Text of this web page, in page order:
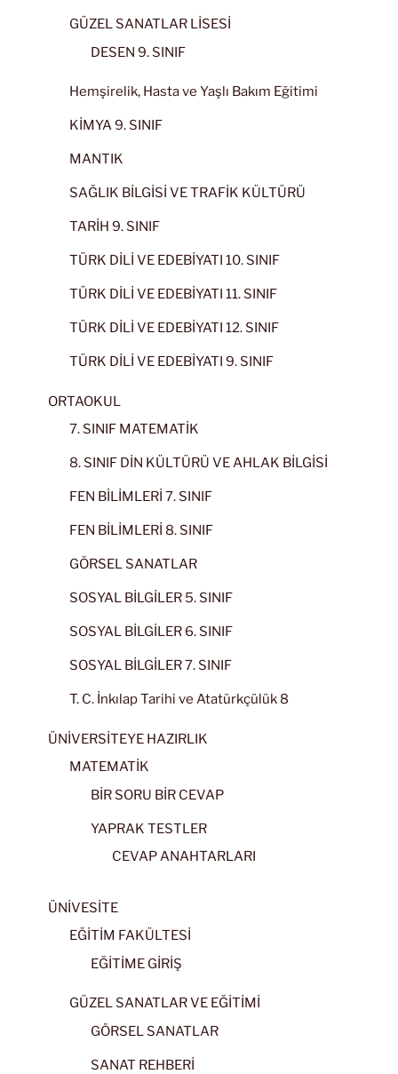
GÜZEL SANATLAR LİSESİ
DESEN 9. SINIF
Hemşirelik, Hasta ve Yaşlı Bakım Eğitimi
KİMYA 9. SINIF
MANTIK
SAĞLIK BİLGİSİ VE TRAFİK KÜLTÜRÜ
TARİH 9. SINIF
TÜRK DİLİ VE EDEBİYATI 10. SINIF
TÜRK DİLİ VE EDEBİYATI 11. SINIF
TÜRK DİLİ VE EDEBİYATI 12. SINIF
TÜRK DİLİ VE EDEBİYATI 9. SINIF
ORTAOKUL
7. SINIF MATEMATİK
8. SINIF DİN KÜLTÜRÜ VE AHLAK BİLGİSİ
FEN BİLİMLERİ 7. SINIF
FEN BİLİMLERİ 8. SINIF
GÖRSEL SANATLAR
SOSYAL BİLGİLER 5. SINIF
SOSYAL BİLGİLER 6. SINIF
SOSYAL BİLGİLER 7. SINIF
T. C. İnkılap Tarihi ve Atatürkçülük 8
ÜNİVERSİTEYE HAZIRLIK
MATEMATİK
BİR SORU BİR CEVAP
YAPRAK TESTLER
CEVAP ANAHTARLARI
ÜNİVESİTE
EĞİTİM FAKÜLTESİ
EĞİTİME GİRİŞ
GÜZEL SANATLAR VE EĞİTİMİ
GÖRSEL SANATLAR
SANAT REHBERİ